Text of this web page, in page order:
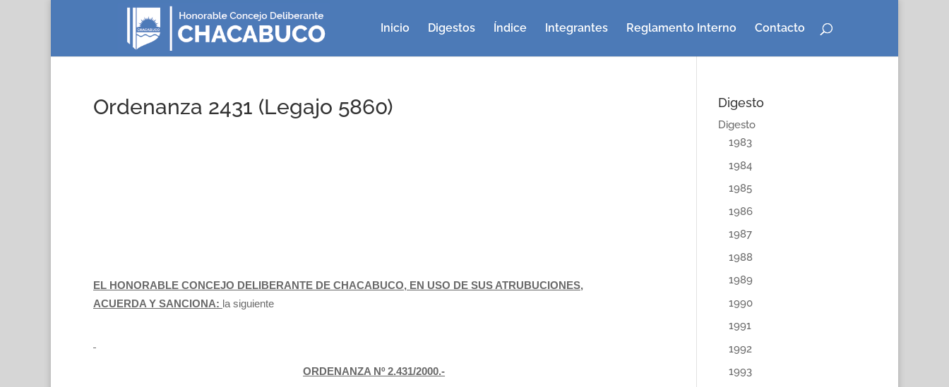
Inicio Digestos Índice Integrantes Reglamento Interno Contacto
Ordenanza 2431 (Legajo 5860)
EL HONORABLE CONCEJO DELIBERANTE DE CHACABUCO, EN USO DE SUS ATRUBUCIONES,
ACUERDA Y SANCIONA: la siguiente
ORDENANZA Nº 2.431/2000.-
Digesto
Digesto
1983
1984
1985
1986
1987
1988
1989
1990
1991
1992
1993